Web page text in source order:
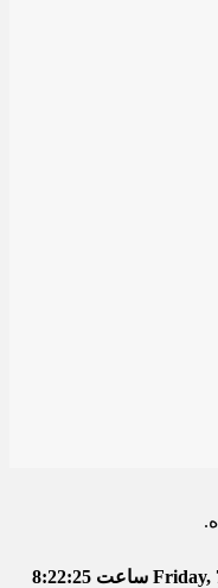
Friday, ساعت 8:22:26